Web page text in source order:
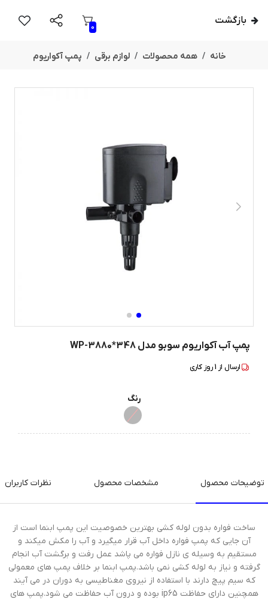
بازگشت
0
خانه همه محصولات لوازم برقی پمپ آکواریوم
پمپ آب آکواریوم سوبو مدل WP-3880*348
ارسال از 1روز کاری
رنگ
توضیحات محصول مشخصات محصول نظرات کاربران
ساخت فواره بدون لوله کشی بهترین خصوصیت این پمپ ابنما است از
آن جایی که پمپ فواره داخل آب قرار میگیرد و آب را مکش میکند و
مستقیم به وسیله ی نازل فواره می پاشد عمل رفت و برگشت آب انجام
گرفته و نیاز به لوله کشی نمی باشد.پمپ ابنما بر خلاف پمپ های معمولی
که سیم پیچ دارند با استفاده از نیروی مغناطیسی به دوران در می آیند
همچنین دارای حفاظت ip65 بوده و درون آب حفاظت می شود.پمپ های